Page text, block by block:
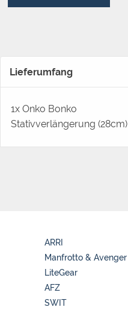
Lieferumfang
1x Onko Bonko
Stativverlängerung (28cm)
ARRI
Manfrotto & Avenger
LiteGear
AFZ
SWIT